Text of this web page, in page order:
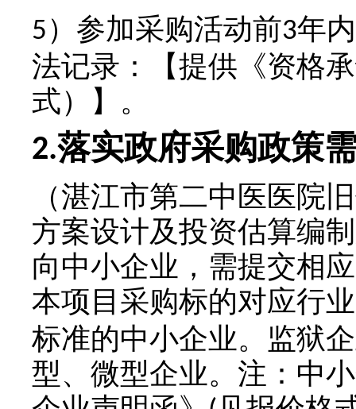
5）参加采购活动前3年
法记录：
【提供《资格
式）】。
2.落实政府采购政策
（湛江市第二中医医院
方案设计及投资估算编
向中小企业 ，需提交相
本项目采购标的对应行业
标准的中小企业。监狱
型、微型企业。注：中